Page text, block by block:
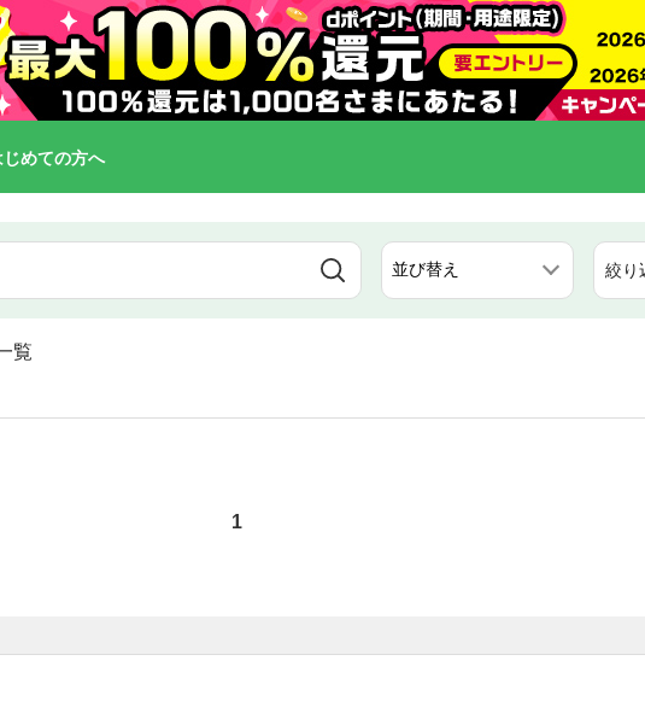
じめての方へ
絞り
覧
1